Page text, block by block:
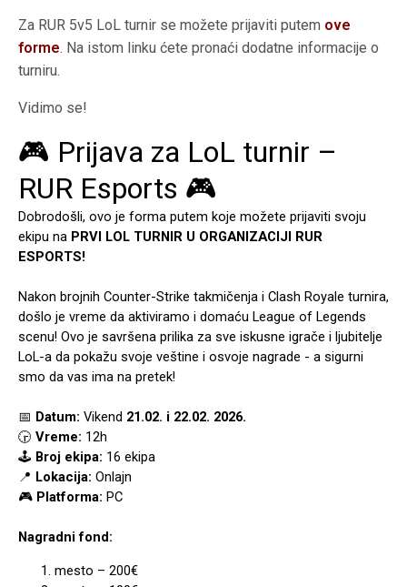
Za RUR 5v5 LoL turnir se možete prijaviti putem ove
forme. Na istom linku ćete pronaći dodatne informacije o
turniru.
Vidimo se!